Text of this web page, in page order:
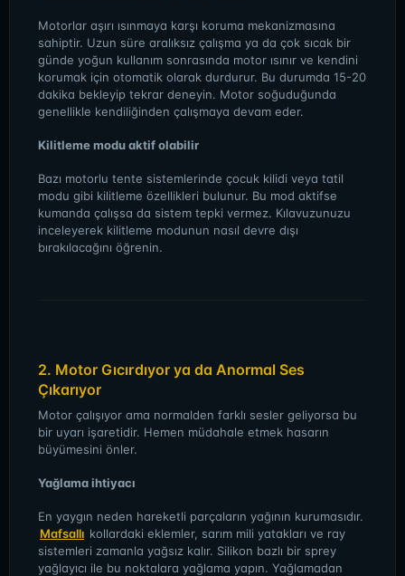
Motorlar aşırı ısınmaya karşı koruma mekanizmasına
sahiptir. Uzun süre aralıksız çalışma ya da çok sıcak bir
günde yoğun kullanım sonrasında motor ısınır ve kendini
korumak için otomatik olarak durdurur. Bu durumda 15-20
dakika bekleyip tekrar deneyin. Motor soğuduğunda
genellikle kendiliğinden çalışmaya devam eder.
Kilitleme modu aktif olabilir
Bazı motorlu tente sistemlerinde çocuk kilidi veya tatil
modu gibi kilitleme özellikleri bulunur. Bu mod aktifse
kumanda çalışsa da sistem tepki vermez. Kılavuzunuzu
inceleyerek kilitleme modunun nasıl devre dışı
bırakılacağını öğrenin.
2. Motor Gıcırdıyor ya da Anormal Ses
Çıkarıyor
Motor çalışıyor ama normalden farklı sesler geliyorsa bu
bir uyarı işaretidir. Hemen müdahale etmek hasarın
büyümesini önler.
Yağlama ihtiyacı
En yaygın neden hareketli parçaların yağının kurumasıdır.
Mafsallı kollardaki eklemler, sarım mili yatakları ve ray
sistemleri zamanla yağsız kalır. Silikon bazlı bir sprey
yağlayıcı ile bu noktalara yağlama yapın. Yağlamadan